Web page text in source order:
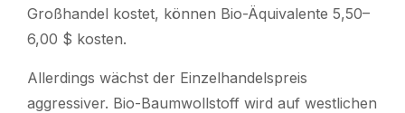
Großhandel kostet, können Bio-Äquivalente 5,50–
6,00 $ kosten.
Allerdings wächst der Einzelhandelspreis
aggressiver. Bio-Baumwollstoff wird auf westlichen